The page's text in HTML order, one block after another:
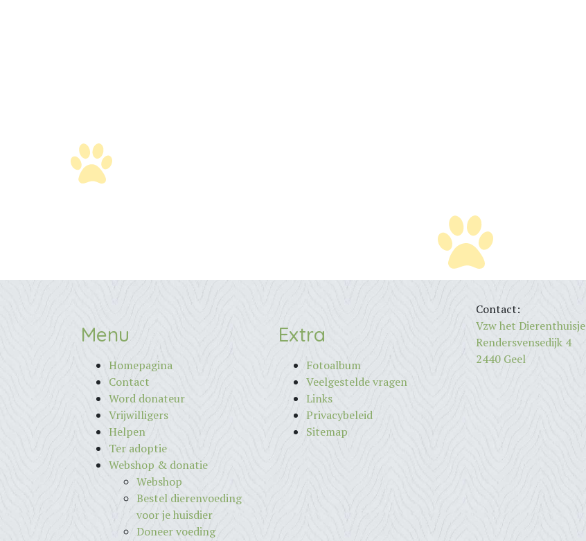
Menu
Homepagina
Contact
Word donateur
Vrijwilligers
Helpen
Ter adoptie
Webshop & donatie
Webshop
Bestel dierenvoeding
voor je huisdier
Doneer voeding
Extra
Fotoalbum
Veelgestelde vragen
Links
Privacybeleid
Sitemap
Contact:
Vzw het Dierenthuisje
Rendersvensedijk 4
2440 Geel